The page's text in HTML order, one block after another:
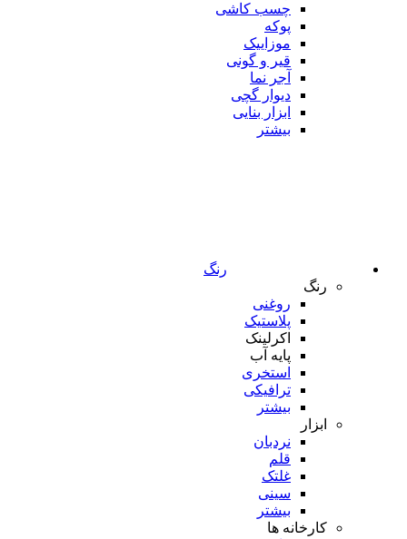
چسب کاشی
پوکه
موزاییک
قیر و گونی
آجر نما
دیوار گچی
ابزار بنایی
بیشتر
رنگ
رنگ
روغنی
پلاستیک
اکرلینک
پایه آب
استخری
ترافیکی
بیشتر
ابزار
نردبان
قلم
غلتک
سینی
بیشتر
کارخانه ها